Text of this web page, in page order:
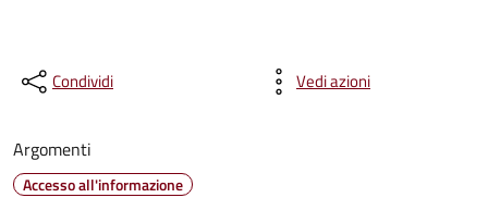
Condividi Vedi azioni
Argomenti
Accesso all'informazione